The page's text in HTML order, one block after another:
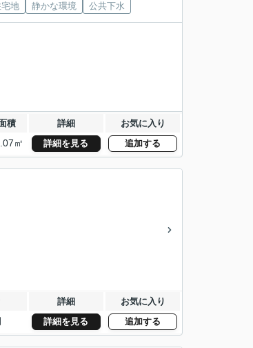
宅地
静かな環境 公共下水
積 詳細 お気に入り
㎡ 詳細を見る 追加する
詳細 お気に入り
詳細を見る 追加する